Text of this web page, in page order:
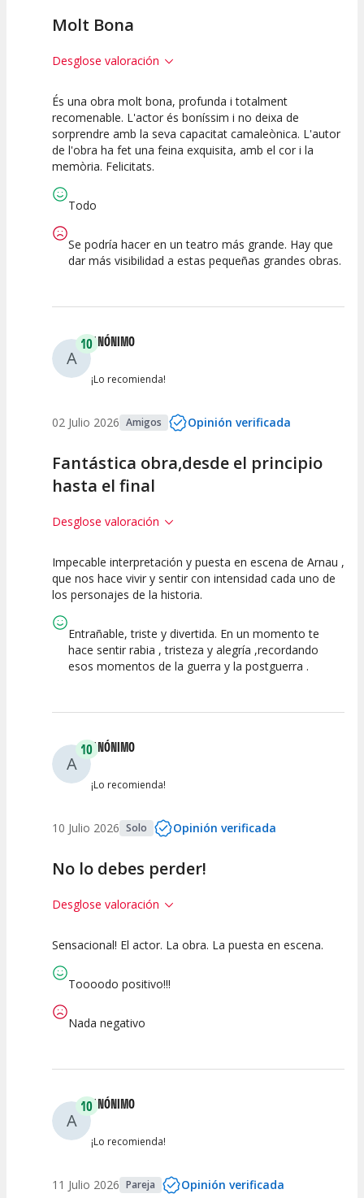
Molt Bona
Desglose valoración
10
Calidad del
Espectáculo
10
Puesta en
Escena
10
Interpretación
artística
És una obra molt bona, profunda i totalment
recomenable. L'actor és boníssim i no deixa de
sorprendre amb la seva capacitat camaleònica. L'autor
de l'obra ha fet una feina exquisita, amb el cor i la
memòria. Felicitats.
Todo
Se podría hacer en un teatro más grande. Hay que
dar más visibilidad a estas pequeñas grandes obras.
A
10ANÓNIMO
¡Lo recomienda!
02 Julio 2026 Amigos Opinión verificada
Fantástica obra,desde el principio
hasta el final
Desglose valoración
10
Calidad del
10
Puesta en
10
Interpretación
Impecable interpretación y puesta en escena de Arnau ,
que nos hace vivir y sentir con intensidad cada uno de
los personajes de la historia.
Entrañable, triste y divertida. En un momento te
hace sentir rabia , tristeza y alegría ,recordando
esos momentos de la guerra y la postguerra .
A
10ANÓNIMO
¡Lo recomienda!
10 Julio 2026 Solo Opinión verificada
No lo debes perder!
Desglose valoración
10
Calidad del
Espectáculo
10
Puesta en
Escena
10
Sensacional! El actor. La obra. La puesta en escena.
Toooodo positivo!!!
Nada negativo
A
10ANÓNIMO
¡Lo recomienda!
11 Julio 2026 Pareja Opinión verificada